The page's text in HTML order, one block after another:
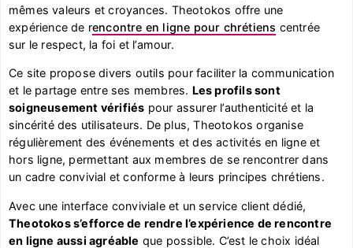
mêmes valeurs et croyances. Theotokos offre une
expérience de rencontre en ligne pour chrétiens centrée
sur le respect, la foi et l’amour.
Ce site propose divers outils pour faciliter la communication
et le partage entre ses membres. Les profils sont
soigneusement vérifiés pour assurer l’authenticité et la
sincérité des utilisateurs. De plus, Theotokos organise
régulièrement des événements et des activités en ligne et
hors ligne, permettant aux membres de se rencontrer dans
un cadre convivial et conforme à leurs principes chrétiens.
Avec une interface conviviale et un service client dédié,
Theotokos s’efforce de rendre l’expérience de rencontre
en ligne aussi agréable que possible. C’est le choix idéal